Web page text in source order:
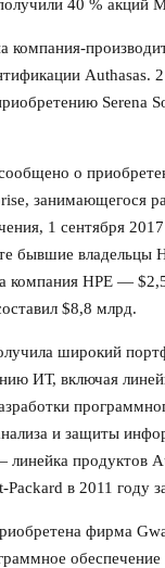
40 % акций
компания-
Authasas.
Serena
о
занимающегося
1 сентября
бывшие владельцы
компания HPE —
$8,8 млрд.
широкий
ИТ, включая
и защиты
линейка продуктов
Packard в 2011 году
фирма
обеспечение